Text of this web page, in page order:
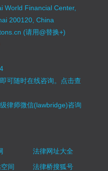
World Financial Center,
200120, China
(请用@替换+)
可随时在线咨询。 点击查
律师微信(lawbridge)咨询
法律网址大全
间
法律桥搜狐号